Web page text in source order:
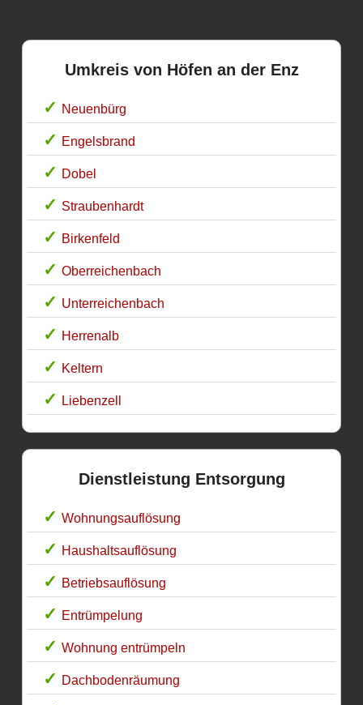
Umkreis von Höfen an der Enz
Neuenbürg
Engelsbrand
Dobel
Straubenhardt
Birkenfeld
Oberreichenbach
Unterreichenbach
Herrenalb
Keltern
Liebenzell
Dienstleistung Entsorgung
Wohnungsauflösung
Haushaltsauflösung
Betriebsauflösung
Entrümpelung
Wohnung entrümpeln
Dachbodenräumung